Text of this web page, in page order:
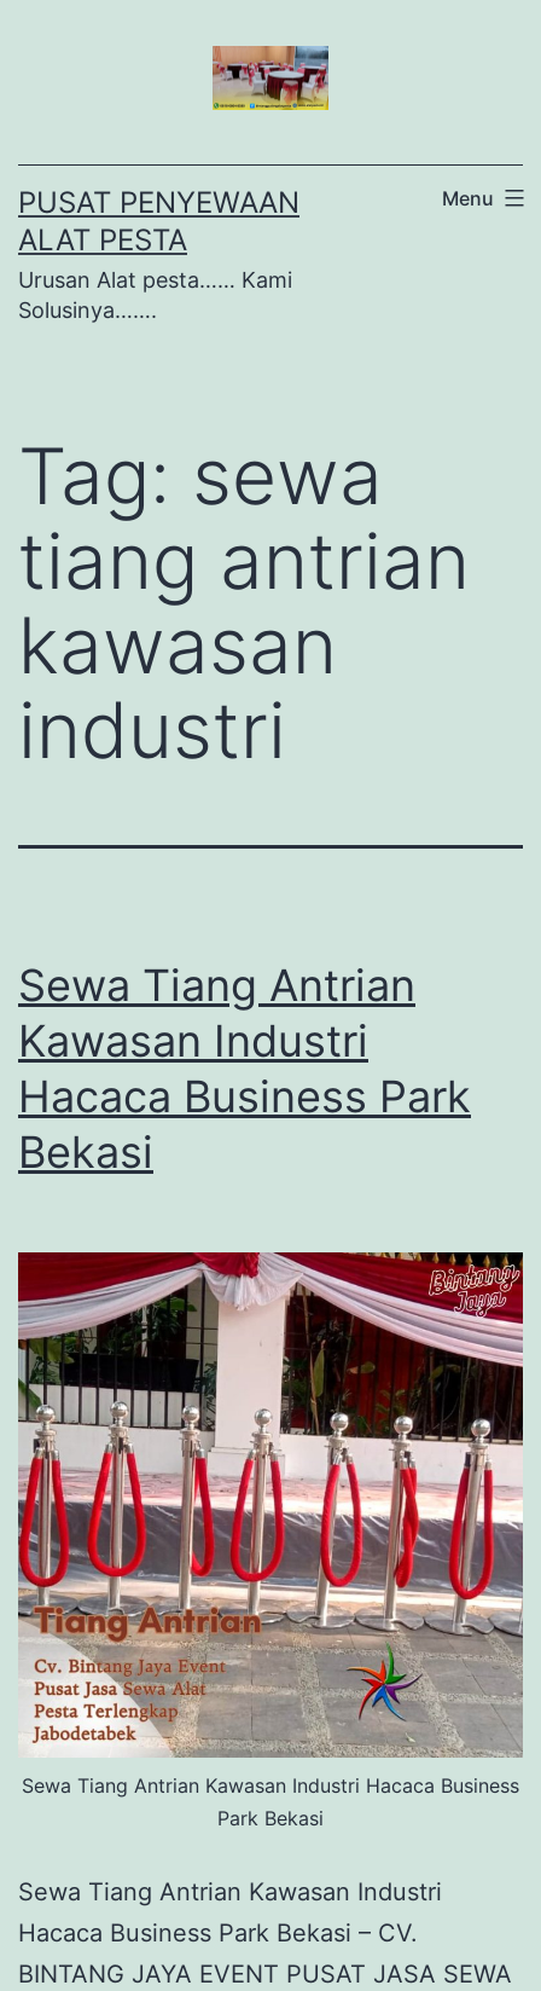
PUSAT PENYEWAAN
ALAT PESTA
Urusan Alat pesta…… Kami
Solusinya…….
Menu
Tag: sewa
tiang antrian
kawasan
industri
Sewa Tiang Antrian
Kawasan Industri
Hacaca Business Park
Bekasi
Sewa Tiang Antrian Kawasan Industri Hacaca Business
Park Bekasi
Sewa Tiang Antrian Kawasan Industri
Hacaca Business Park Bekasi – CV.
BINTANG JAYA EVENT PUSAT JASA SEWA